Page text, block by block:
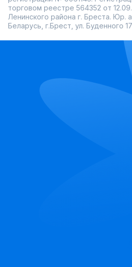
торговом реестре 564352 от
Ленинского района г. Бреста. Юр.
Беларусь, г.Брест, ул. Буденного